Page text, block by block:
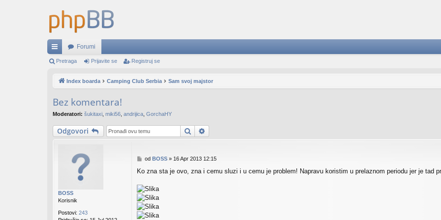
rzi
vi
Forumi
Pretraga Prijavite se Registruj se
Index boarda Camping Club Serbia Sam svoj majstor
Bez komentara!
Moderatori: šukitaxi miki56 andrijica GorchaHY
Odgovori Pretraga
BOSS
Korisnik
Postovi: 243
P
s
od BOSS» 16 Apr 2013 12:15
Ko zna sta je ovo, zna i cemu sluzi i u cemu je problem! Napravu koristim u prelaznom periodu jer je tad